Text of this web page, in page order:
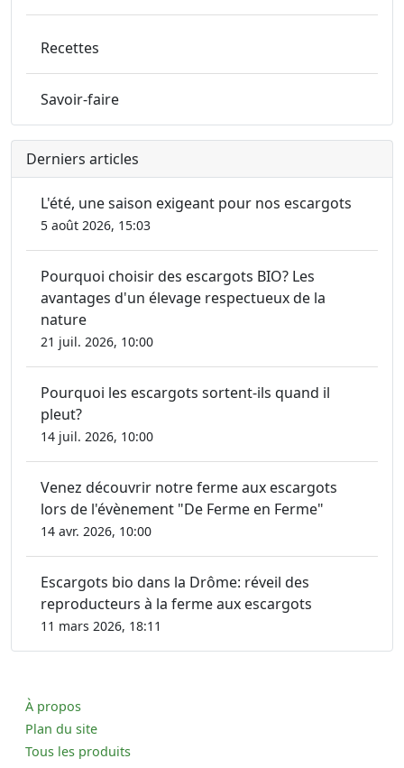
Recettes
Savoir-faire
Derniers articles
L'été, une saison exigeant pour nos escargots
5 août 2026, 15:03
Pourquoi choisir des escargots BIO? Les
avantages d'un élevage respectueux de la
nature
21 juil. 2026, 10:00
Pourquoi les escargots sortent-ils quand il
pleut?
14 juil. 2026, 10:00
Venez découvrir notre ferme aux escargots
lors de l'évènement "De Ferme en Ferme"
14 avr. 2026, 10:00
Escargots bio dans la Drôme: réveil des
reproducteurs à la ferme aux escargots
11 mars 2026, 18:11
À propos
Plan du site
Tous les produits